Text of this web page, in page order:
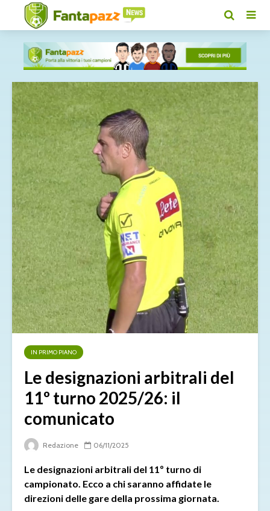
IN PRIMO PIANO
Le designazioni arbitrali del
11º turno 2025/26: il
comunicato
Redazione 06/11/2025
Le designazioni arbitrali del 11º turno di
campionato. Ecco a chi saranno affidate le
direzioni delle gare della prossima giornata.